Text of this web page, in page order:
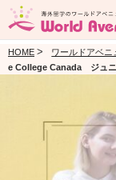
HOME > ワールドアベニ
e College Canada ジュニ